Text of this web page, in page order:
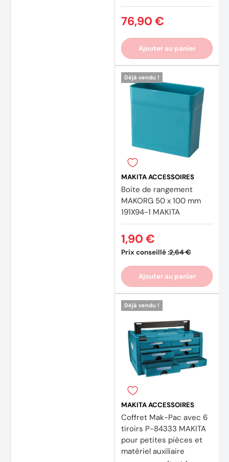
76,90 €
Ajouter au panier
Déjà vendu !
MAKITA ACCESSOIRES
Boite de rangement
MAKORG 50 x 100 mm
191X94-1 MAKITA
Prix conseillé :2,64 €
1,90 €
Ajouter au panier
Déjà vendu !
MAKITA ACCESSOIRES
Coffret Mak-Pac avec 6
tiroirs P-84333 MAKITA
pour petites pièces et
matériel auxiliaire